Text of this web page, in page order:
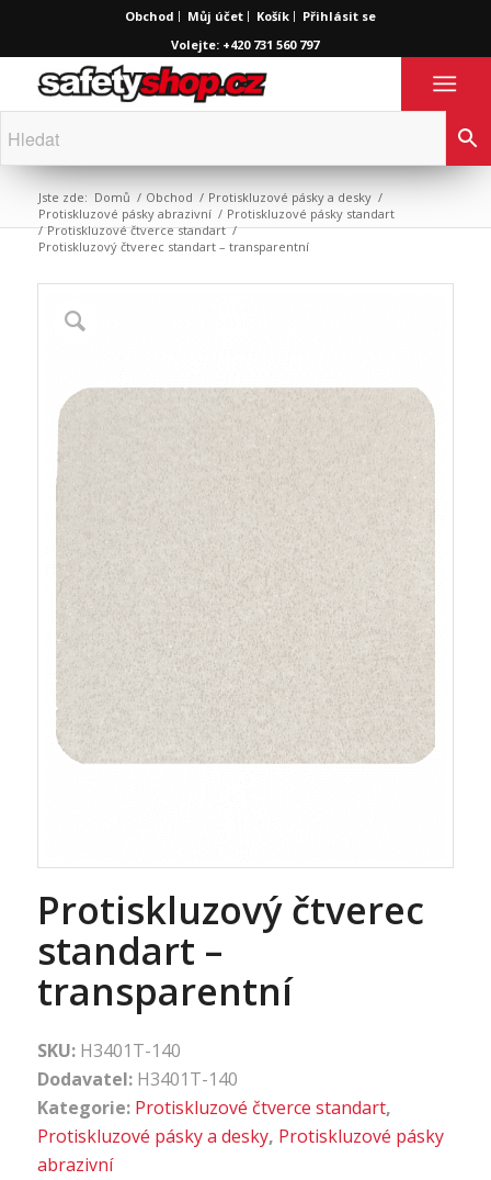
Obchod Můj účet Košík
Přihlásit se
Volejte: +420 731 560 797
Jste zde: Domů / Obchod / Protiskluzové pásky a desky /
Protiskluzové pásky abrazivní / Protiskluzové pásky standart
/ Protiskluzové čtverce standart /
Protiskluzový čtverec standart – transparentní
Protiskluzový čtverec
standart –
transparentní
SKU: H3401T-140
Dodavatel: H3401T-140
Kategorie: Protiskluzové čtverce standart,
Protiskluzové pásky a desky, Protiskluzové pásky
abrazivní